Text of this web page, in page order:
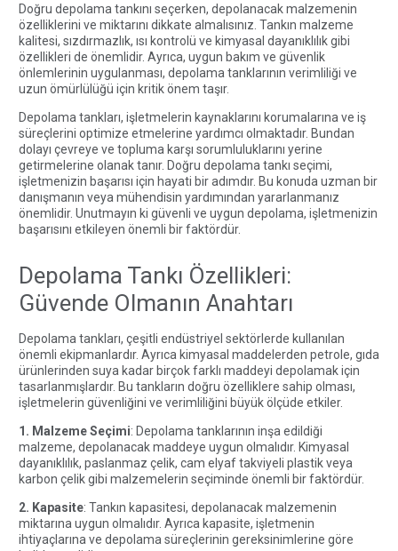
Doğru depolama tankını seçerken, depolanacak malzemenin
özelliklerini ve miktarını dikkate almalısınız. Tankın malzeme
kalitesi, sızdırmazlık, ısı kontrolü ve kimyasal dayanıklılık gibi
özellikleri de önemlidir. Ayrıca, uygun bakım ve güvenlik
önlemlerinin uygulanması, depolama tanklarının verimliliği ve
uzun ömürlülüğü için kritik önem taşır.
Depolama tankları, işletmelerin kaynaklarını korumalarına ve iş
süreçlerini optimize etmelerine yardımcı olmaktadır. Bundan
dolayı çevreye ve topluma karşı sorumluluklarını yerine
getirmelerine olanak tanır. Doğru depolama tankı seçimi,
işletmenizin başarısı için hayati bir adımdır. Bu konuda uzman bir
danışmanın veya mühendisin yardımından yararlanmanız
önemlidir. Unutmayın ki güvenli ve uygun depolama, işletmenizin
başarısını etkileyen önemli bir faktördür.
Depolama Tankı Özellikleri:
Güvende Olmanın Anahtarı
Depolama tankları, çeşitli endüstriyel sektörlerde kullanılan
önemli ekipmanlardır. Ayrıca kimyasal maddelerden petrole, gıda
ürünlerinden suya kadar birçok farklı maddeyi depolamak için
tasarlanmışlardır. Bu tankların doğru özelliklere sahip olması,
işletmelerin güvenliğini ve verimliliğini büyük ölçüde etkiler.
1. Malzeme Seçimi: Depolama tanklarının inşa edildiği
malzeme, depolanacak maddeye uygun olmalıdır. Kimyasal
dayanıklılık, paslanmaz çelik, cam elyaf takviyeli plastik veya
karbon çelik gibi malzemelerin seçiminde önemli bir faktördür.
2. Kapasite: Tankın kapasitesi, depolanacak malzemenin
miktarına uygun olmalıdır. Ayrıca kapasite, işletmenin
ihtiyaçlarına ve depolama süreçlerinin gereksinimlerine göre